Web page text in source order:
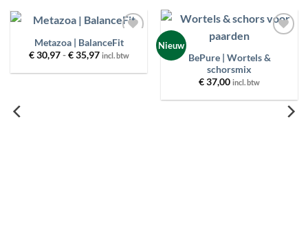
Toevoegen
aan
Metazoa | BalanceFit
€30,97 - €35,97Prijsklasse:
tot
incl. btw
Nieuw
aan
wenslijst
BePure | Wortels &
schorsmix
€37,00 incl. btw